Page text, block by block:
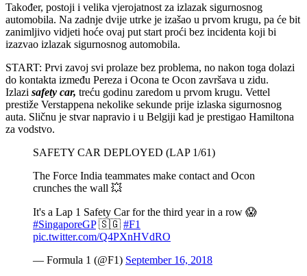
Također, postoji i velika vjerojatnost za izlazak sigurnosnog
automobila. Na zadnje dvije utrke je izašao u prvom krugu, pa će bit
zanimljivo vidjeti hoće ovaj put start proći bez incidenta koji bi
izazvao izlazak sigurnosnog automobila.
START: Prvi zavoj svi prolaze bez problema, no nakon toga dolazi
do kontakta između Pereza i Ocona te Ocon završava u zidu.
Izlazi safety car, treću godinu zaredom u prvom krugu. Vettel
prestiže Verstappena nekolike sekunde prije izlaska sigurnosnog
auta. Sličnu je stvar napravio i u Belgiji kad je prestigao Hamiltona
za vodstvo.
SAFETY CAR DEPLOYED (LAP 1/61)
The Force India teammates make contact and Ocon
crunches the wall 💥
It's a Lap 1 Safety Car for the third year in a row 😱
#SingaporeGP🇸🇬 #F1
pic.twitter.com/Q4PXnHVdRO
— Formula 1 (@F1) September 16, 2018